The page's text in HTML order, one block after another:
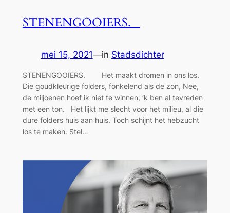
STENENGOOIERS.
mei 15, 2021—in Stadsdichter
STENENGOOIERS. Het maakt dromen in ons los.
Die goudkleurige folders, fonkelend als de zon, Nee,
de miljoenen hoef ik niet te winnen, ‘k ben al tevreden
met een ton. Het lijkt me slecht voor het milieu, al die
dure folders huis aan huis. Toch schijnt het hebzucht
los te maken. Stel…